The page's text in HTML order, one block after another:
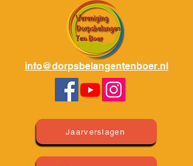
info@dorpsbelangentenboer.nl
Jaarverslagen